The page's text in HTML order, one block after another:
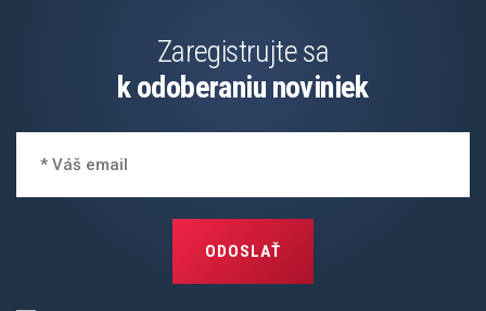
Zaregistrujte sa
k odoberaniu noviniek
ODOSLAŤ